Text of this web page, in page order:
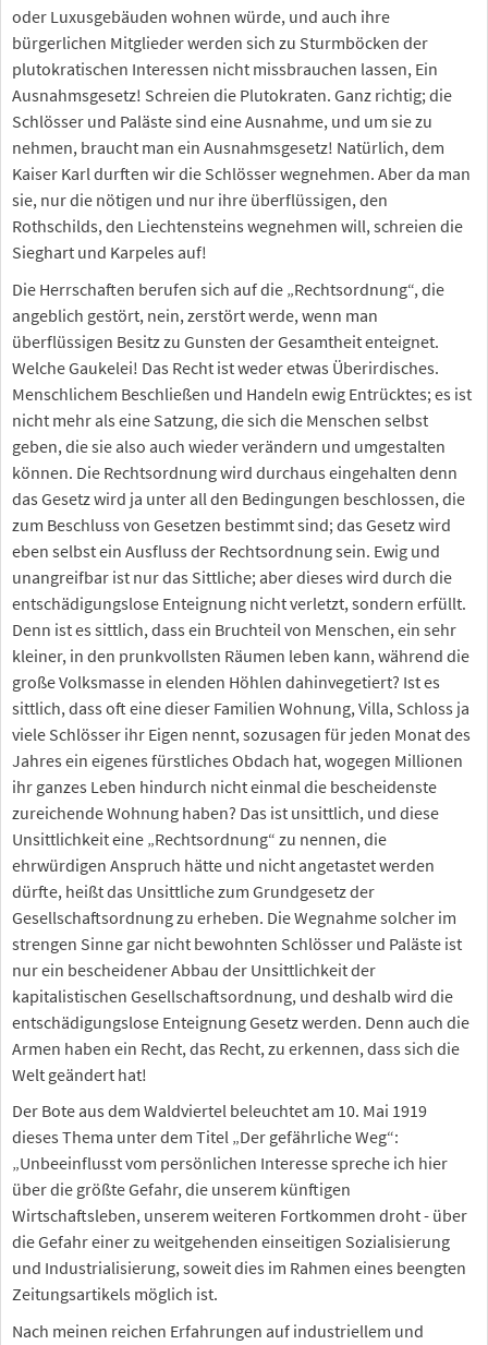
oder Luxusgebäuden wohnen würde, und auch ihre
bürgerlichen Mitglieder werden sich zu Sturmböcken der
plutokratischen Interessen nicht missbrauchen lassen, Ein
Ausnahmsgesetz! Schreien die Plutokraten. Ganz richtig; die
Schlösser und Paläste sind eine Ausnahme, und um sie zu
nehmen, braucht man ein Ausnahmsgesetz! Natürlich, dem
Kaiser Karl durften wir die Schlösser wegnehmen. Aber da man
sie, nur die nötigen und nur ihre überflüssigen, den
Rothschilds, den Liechtensteins wegnehmen will, schreien die
Sieghart und Karpeles auf!
Die Herrschaften berufen sich auf die „Rechtsordnung“, die
angeblich gestört, nein, zerstört werde, wenn man
überflüssigen Besitz zu Gunsten der Gesamtheit enteignet.
Welche Gaukelei! Das Recht ist weder etwas Überirdisches.
Menschlichem Beschließen und Handeln ewig Entrücktes; es ist
nicht mehr als eine Satzung, die sich die Menschen selbst
geben, die sie also auch wieder verändern und umgestalten
können. Die Rechtsordnung wird durchaus eingehalten denn
das Gesetz wird ja unter all den Bedingungen beschlossen, die
zum Beschluss von Gesetzen bestimmt sind; das Gesetz wird
eben selbst ein Ausfluss der Rechtsordnung sein. Ewig und
unangreifbar ist nur das Sittliche; aber dieses wird durch die
entschädigungslose Enteignung nicht verletzt, sondern erfüllt.
Denn ist es sittlich, dass ein Bruchteil von Menschen, ein sehr
kleiner, in den prunkvollsten Räumen leben kann, während die
große Volksmasse in elenden Höhlen dahinvegetiert? Ist es
sittlich, dass oft eine dieser Familien Wohnung, Villa, Schloss ja
viele Schlösser ihr Eigen nennt, sozusagen für jeden Monat des
Jahres ein eigenes fürstliches Obdach hat, wogegen Millionen
ihr ganzes Leben hindurch nicht einmal die bescheidenste
zureichende Wohnung haben? Das ist unsittlich, und diese
Unsittlichkeit eine „Rechtsordnung“ zu nennen, die
ehrwürdigen Anspruch hätte und nicht angetastet werden
dürfte, heißt das Unsittliche zum Grundgesetz der
Gesellschaftsordnung zu erheben. Die Wegnahme solcher im
strengen Sinne gar nicht bewohnten Schlösser und Paläste ist
nur ein bescheidener Abbau der Unsittlichkeit der
kapitalistischen Gesellschaftsordnung, und deshalb wird die
entschädigungslose Enteignung Gesetz werden. Denn auch die
Armen haben ein Recht, das Recht, zu erkennen, dass sich die
Welt geändert hat!
Der Bote aus dem Waldviertel beleuchtet am 10. Mai 1919
dieses Thema unter dem Titel „Der gefährliche Weg“:
„Unbeeinflusst vom persönlichen Interesse spreche ich hier
über die größte Gefahr, die unserem künftigen
Wirtschaftsleben, unserem weiteren Fortkommen droht - über
die Gefahr einer zu weitgehenden einseitigen Sozialisierung
und Industrialisierung, soweit dies im Rahmen eines beengten
Zeitungsartikels möglich ist.
Nach meinen reichen Erfahrungen auf industriellem und